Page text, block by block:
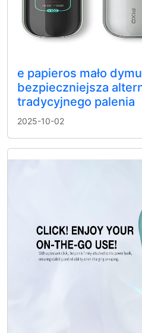
e papieros mało
bezpieczniejsza
tradycyjnego palenia
2025-10-02